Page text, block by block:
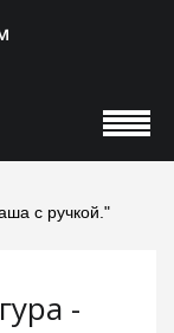
с ручкой."
-